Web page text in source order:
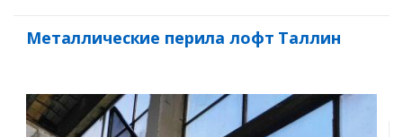
Металлические перила лофт Таллин